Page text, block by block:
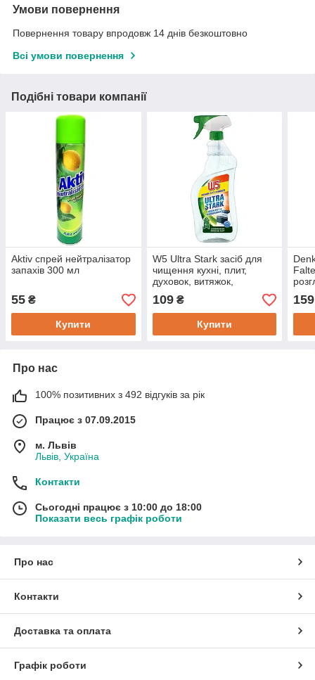
Умови повернення
Повернення товару впродовж 14 днів безкоштовно
Всі умови повернення
Подібні товари компанії
Aktiv спрей нейтралізатор
запахів 300 мл
55 ₴
Купити
W5 Ultra Stark засіб для
чищення кухні, плит,
духовок, витяжок,
поверхонь
109₴
Купити
159
Про нас
100% позитивних з 492 відгуків за рік
Працює з 07.09.2015
м. Львів
Львів, Україна
Контакти
Сьогодні працює з 10:00 до 18:00
Показати весь графік роботи
Про нас
Контакти
Доставка та оплата
Графік роботи